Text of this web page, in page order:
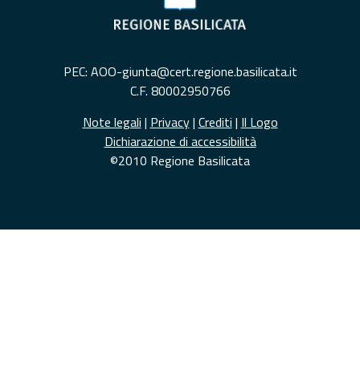
PEC: AOO-giunta@cert.regione.basilicata.it
C.F. 80002950766
Note legali | Privacy| Crediti | Il Logo
Dichiarazione di accessibilità
©2010 Regione Basilicata